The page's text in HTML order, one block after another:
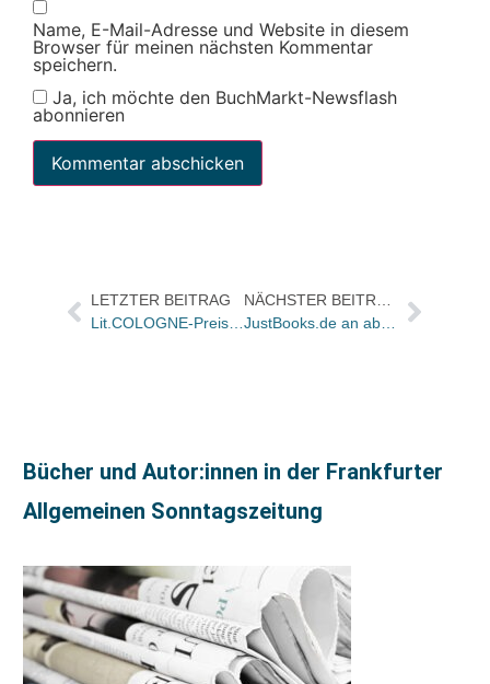
Name, E-Mail-Adresse und Website in diesem
Browser für meinen nächsten Kommentar
speichern.
Ja, ich möchte den BuchMarkt-Newsflash
abonnieren
LETZTER BEITRAG
Lit.COLOGNE-Preis für Johannes Mario Simmel
Bücher und Autor:innen in der Frankfurter
Allgemeinen Sonntagszeitung